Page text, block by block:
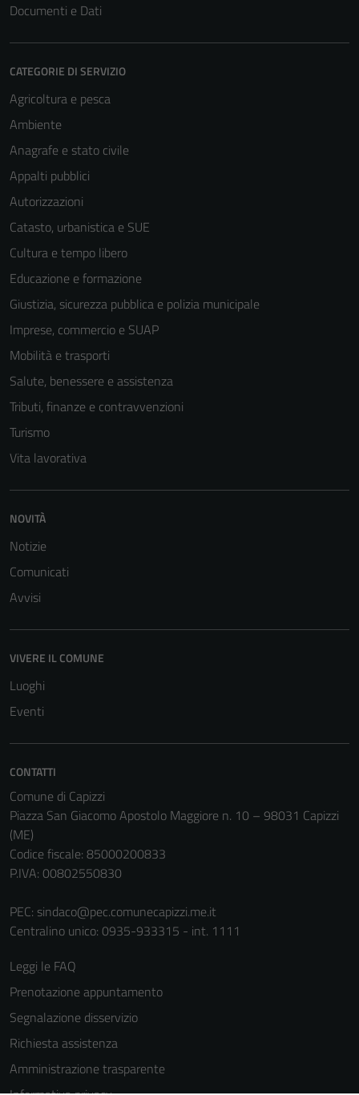
Documenti e Dati
CATEGORIE DI SERVIZIO
Agricoltura e pesca
Ambiente
Anagrafe e stato civile
Appalti pubblici
Autorizzazioni
Catasto, urbanistica e SUE
Cultura e tempo libero
Educazione e formazione
Giustizia, sicurezza pubblica e polizia municipale
Imprese, commercio e SUAP
Mobilità e trasporti
Salute, benessere e assistenza
Tributi, finanze e contravvenzioni
Turismo
Vita lavorativa
NOVITÀ
Notizie
Comunicati
Avvisi
VIVERE IL COMUNE
Luoghi
Eventi
CONTATTI
Comune di Capizzi
Piazza San Giacomo Apostolo Maggiore n. 10 – 98031 Capizzi
(ME)
Codice fiscale: 85000200833
P.IVA: 00802550830
PEC: sindaco@pec.comunecapizzi.me.it
Centralino unico: 0935-933315 - int. 1111
Leggi le FAQ
Prenotazione appuntamento
Segnalazione disservizio
Richiesta assistenza
Amministrazione trasparente